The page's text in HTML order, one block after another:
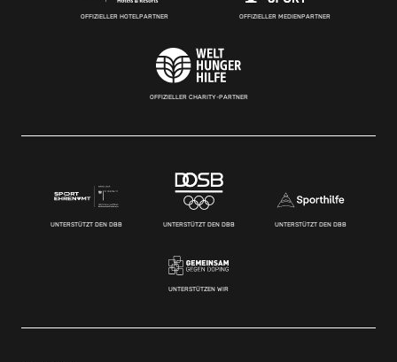
OFFIZIELLER HOTELPARTNER OFFIZIELLER MEDIENPARTNER
OFFIZIELLER CHARITY-PARTNER
UNTERSTÜTZT DEN DBB UNTERSTÜTZT DEN DBB UNTERSTÜTZT DEN DBB
UNTERSTÜTZEN WIR